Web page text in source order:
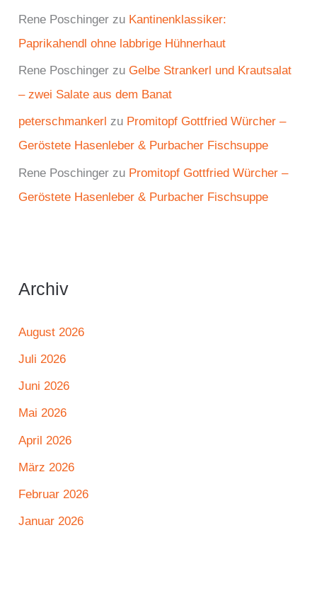
Rene Poschinger zu Kantinenklassiker:
Paprikahendl ohne labbrige Hühnerhaut
Rene Poschinger zuGelbe Strankerl und Krautsalat
– zwei Salate aus dem Banat
peterschmankerl zu Promitopf Gottfried Würcher –
Geröstete Hasenleber & Purbacher Fischsuppe
Rene Poschinger zu Promitopf Gottfried Würcher –
Geröstete Hasenleber & Purbacher Fischsuppe
Archiv
August 2026
Juli 2026
Juni 2026
Mai 2026
April 2026
März 2026
Februar 2026
Januar 2026